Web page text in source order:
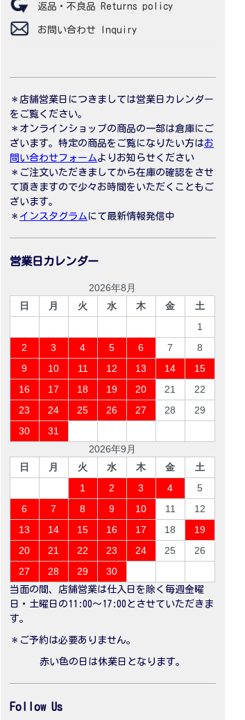
返品・不良品 Returns policy
お問い合わせ Inquiry
＊店舗営業日につきましては営業日カレンダー
をご覧ください。
＊オンラインショップの商品の一部は倉庫にご
ざいます。特定の商品をご覧になりたい方はお
問い合わせフォーム よりお知らせください
＊ご注文いただきましてから在庫の確認をさせ
て頂きますので少々お時間をいただくこともご
ざいます。
＊ インスタグラム にて最新情報発信中
営業日カレンダー
2026年8月
日
月 火 水 木 金
土
1
2
3 4 5 6 7
8
9
10 11 12 13 14
15
16
17 18 19 20 21
22
23
24 25 26 27 28
29
30
31
2026年9月
日
月 火 水 木 金
土
1
2 3 4
5
6
7 8 9 10 11
12
13
14 15 16 17 18
19
20
21 22 23 24 25
26
27
28 29 30
当面の間、店舗営業は仕入日を除く毎週金曜
日・土曜日の11:00〜17:00とさせていただきま
す。
＊ご予約は必要ありません。
赤い色の日は休業日となります。
Follow Us